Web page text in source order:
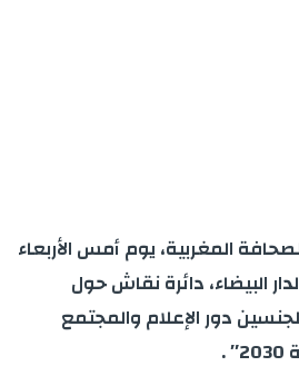
المغربية، يوم أمس الأربعاء
بمدينة الدار البيضاء، دائرة نقاش حول
دور الإعلام والمجتمع
.